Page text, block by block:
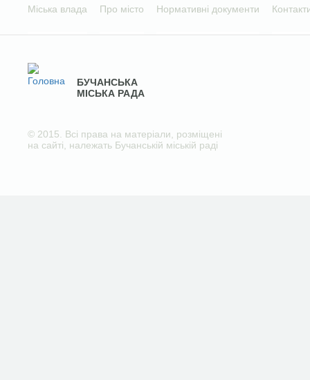
Міська влада Про місто Нормативні документи
БУЧАНСЬКА
МІСЬКА РАДА
© 2015. Всі права на матеріали, розміщені
на сайті, належать Бучанській міській раді